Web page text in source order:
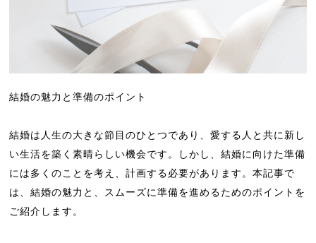
結婚の魅力と準備のポイント
結婚は人生の大きな節目のひとつであり、愛する人と共に新し
い生活を築く素晴らしい機会です。しかし、結婚に向けた準備
には多くのことを考え、計画する必要があります。本記事で
は、結婚の魅力と、スムーズに準備を進めるためのポイントを
ご紹介します。